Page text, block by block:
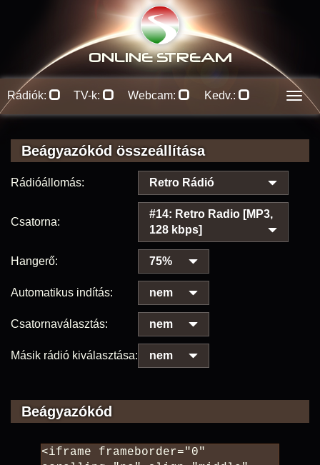
ONLINE STREAM
Rádiók: TV-k: Webcam: Kedv.:
Beágyazókód összeállítása
Rádióállomás: Retro Rádió
Csatorna:
#14: Retro Radio [MP3,
128 kbps]
Hangerő: 75%
Automatikus indítás: nem
Csatornaválasztás: nem
Másik rádió kiválasztása: nem
Beágyazókód